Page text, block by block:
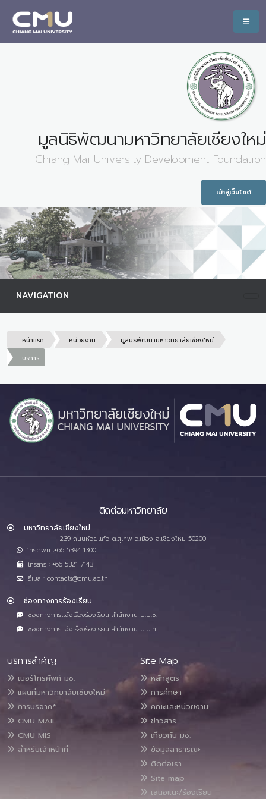
มูลนิธิพัฒนามหาวิทยาลัยเชียงใหม่
Chiang Mai University Development Foundation
เข้าสู่เว็บไซต์
NAVIGATION
หน้าแรก หน่วยงาน
มูลนิธิพัฒนามหาวิทยาลัยเชียงใหม่
บริการ
ติดต่อมหาวิทยาลัย
มหาวิทยาลัยเชียงใหม่
239 ถนนห้วยแก้ว ต.สุเทพ อ.เมือง จ.เชียงใหม่ 50200
โทรศัพท์ :+66 5394 1300
โทรสาร : +66 5321 7143
อีเมล : contacts@cmu.ac.th
ช่องทางการร้องเรียน
ช่องทางการแจ้งเรื่องร้องเรียน สำนักงาน ป.ป.ช.
ช่องทางการแจ้งเรื่องร้องเรียน สำนักงาน ป.ป.ท.
บริการสำคัญ
เบอร์โทรศัพท์ มช.
แผนที่มหาวิทยาลัยเชียงใหม่
การบริจาค*
CMU MAIL
CMU MIS
สำหรับเจ้าหน้าที่
Site Map
หลักสูตร
การศึกษา
คณะและหน่วยงาน
ข่าวสาร
เกี่ยวกับ มช.
ข้อมูลสาธารณะ
ติดต่อเรา
Site map
เสนอแนะ/ร้องเรียน